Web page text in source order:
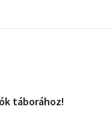
táborához!